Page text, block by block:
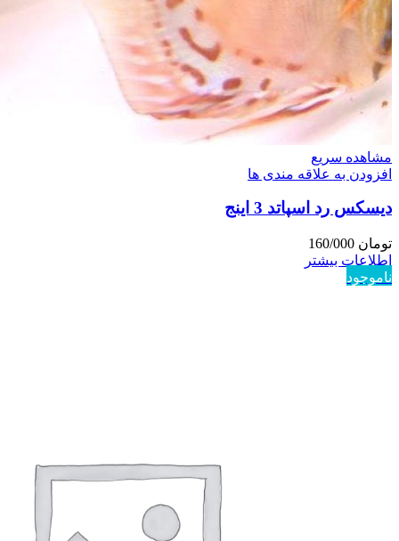
مشاهده سریع
افزودن به علاقه مندی ها
دیسکس رد اسپاتد 3 اینج
تومان
اطلاعات بیشتر
ناموجود